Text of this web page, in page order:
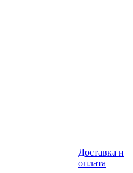
Доставка и
оплата